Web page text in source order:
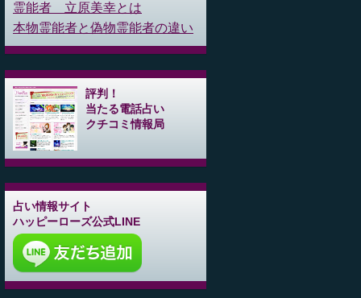
霊能者 立原美幸とは
本物霊能者と偽物霊能者の違い
評判！
当たる電話占い
クチコミ情報局
占い情報サイト
ハッピーローズ公式LINE